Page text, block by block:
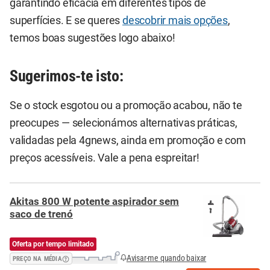
garantindo eficácia em diferentes tipos de
superfícies. E se queresdescobrir mais opções,
temos boas sugestões logo abaixo!
Sugerimos-te isto:
Se o stock esgotou ou a promoção acabou, não te
preocupes — selecionámos alternativas práticas,
validadas pela 4gnews, ainda em promoção e com
preços acessíveis. Vale a pena espreitar!
Akitas 800 W potente aspirador sem
saco de trenó
Oferta por tempo limitado
PREÇO NA MÉDIA Avisar-me quando baixar